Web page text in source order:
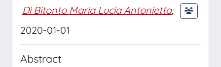
Di Bitonto Maria Lucia Antonietta;
2020-01-01
Abstract